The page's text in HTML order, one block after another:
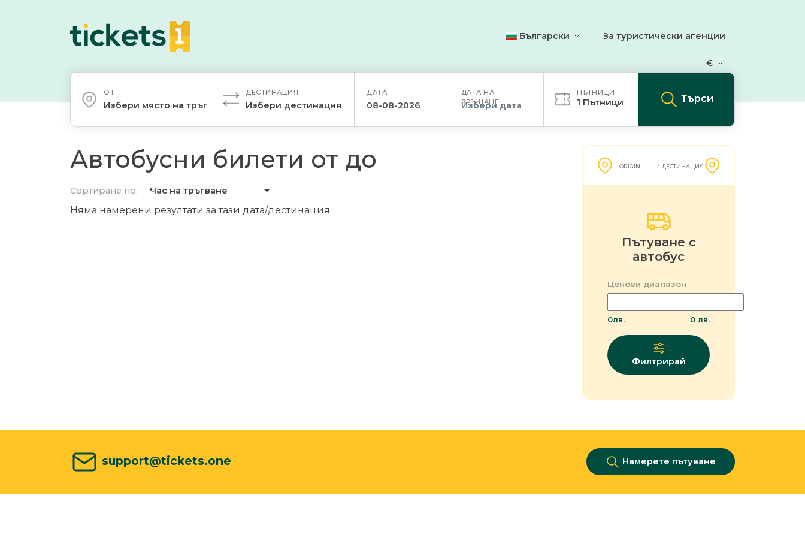
Български За туристически агенции
€
ОТ
Избери място на тръгване
ДЕСТИНАЦИЯ
Избери дестинация
ДАТА
ДАТА НА
ВРЪЩАНЕ
ПЪТНИЦИ
1 Пътници Търси
Автобусни билети от до
Сортиране по: Час на тръгване
Няма намерени резултати за тази дата/дестинация.
ORIGIN ДЕСТИНАЦИЯ
Пътуване с
автобус
Ценови диапазон
0лв. 0 лв.
Филтрирай
support@tickets.one Намерете пътуване